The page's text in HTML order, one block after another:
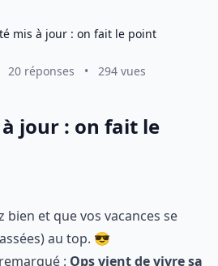
mis à jour : on fait le point
20 réponses • 294 vues
jour : on fait le
bien et que vos vacances se
au top. 😎
: Ops vient de vivre sa